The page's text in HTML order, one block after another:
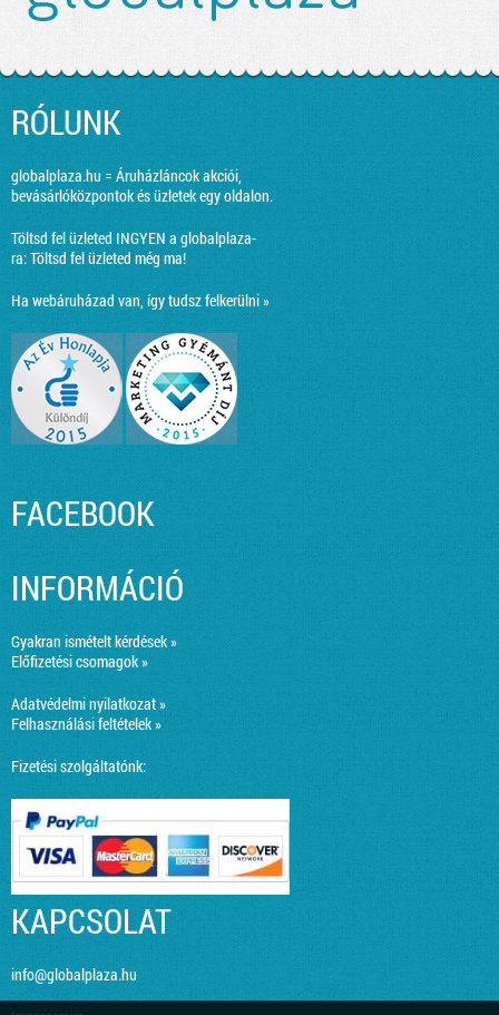
RÓLUNK
globalplaza.hu = Áruházláncok akciói,
bevásárlóközpontok és üzletek egy oldalon.
Töltsd fel üzleted INGYEN a globalplaza-
ra:Töltsd fel üzleted még ma!
Ha webáruházad van, így tudsz felkerülni »
FACEBOOK
INFORMÁCIÓ
Gyakran ismételt kérdések »
Előfizetési csomagok »
Adatvédelmi nyilatkozat »
Felhasználási feltételek »
Fizetési szolgáltatónk:
KAPCSOLAT
info@globalplaza.hu